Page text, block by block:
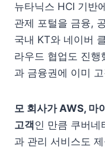
뉴타닉스 HCI 기반
관제 포털을 금융,
국내 KT와 네이버
라우드 협업도 진행
과 금융권에 이미
모 회사가 AWS, 마
고객 인 만큼 쿠버네
과 관리 서비스도